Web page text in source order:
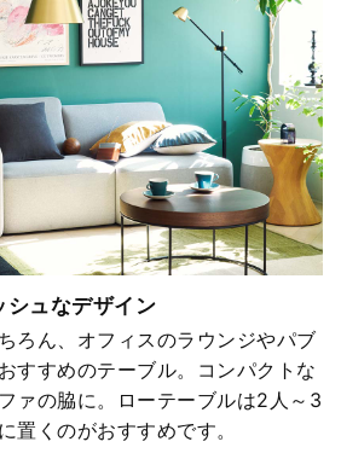
シュなデザイン
ろん、オフィスのラウンジやパブ
すすめのテーブル。コンパクトな
ァの脇に。ローテーブルは2人～3
置くのがおすすめです。